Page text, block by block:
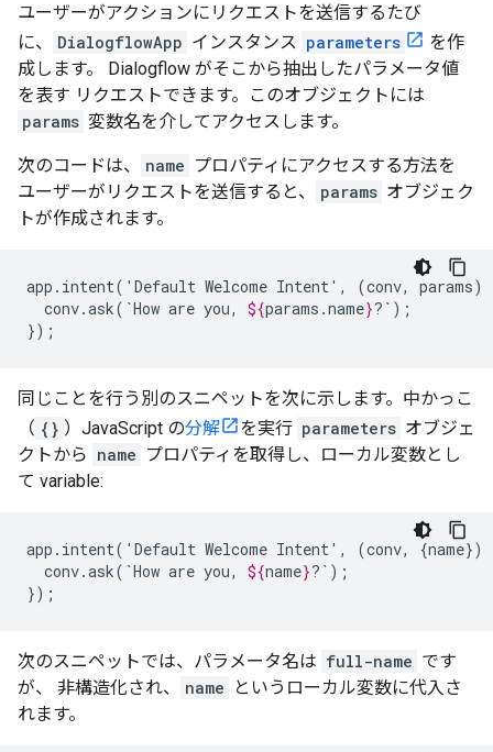
ユーザーがアクションにリクエストを送信するたび
に、
DialogflowApp インスタンス parameters
を作
成します。 Dialogflow がそこから抽出したパラメータ値
を表す リクエストできます。このオブジェクトには
params 変数名を介してアクセスします。
次のコードは、 name プロパティにアクセスする方法を
ユーザーがリクエストを送信すると、
params オブジェク
トが作成されます。
app.intent('Default Welcome Intent', (conv, params)
conv.ask(`How are you, ${params .name}?`);
});
同じことを行う別のスニペットを次に示します。中かっこ
（ {} ）JavaScript の分解 を実行 parameters オブジェ
クトから name プロパティを取得し、ローカル変数とし
て variable:
app.intent('Default Welcome Intent', (conv, {name})
conv.ask(`How are you, ${name}?`);
});
次のスニペットでは、パラメータ名は full-name です
が、 非構造化され、
name
というローカル変数に代入さ
れます。